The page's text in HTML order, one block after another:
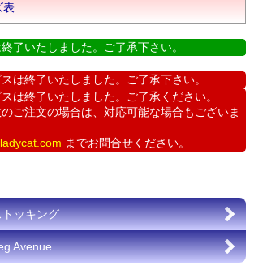
表
了いたしました。ご了承下さい。
は終了いたしました。ご了承下さい。
は終了いたしました。ご了承ください。
ご注文の場合は、対応可能な場合もございま
までお問合せください。
ッキング
Avenue